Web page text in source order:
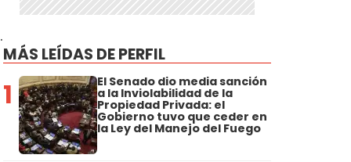
MÁS LEÍDAS DE PERFIL
1 El Senado dio media sanción
a la Inviolabilidad de la
Propiedad Privada: el
Gobierno tuvo que ceder en
la Ley del Manejo del Fuego